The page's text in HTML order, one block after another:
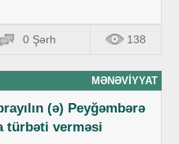
0 Şərh 138
MƏNƏVIYYAT
(ə) Peyğəmbərə
türbəti verməsi